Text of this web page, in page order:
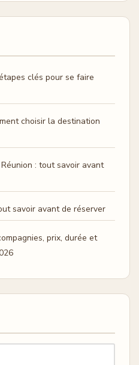
clés pour se faire
choisir la destination
: tout savoir avant
savoir avant de réserver
prix, durée et